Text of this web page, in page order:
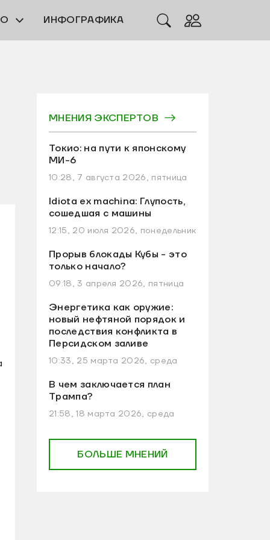
ИНФОГРАФИКА
МНЕНИЯ ЭКСПЕРТОВ
Токио: на пути к японскому
МИ-6
10:28, 7 августа 2026, пятница
Idiota ex machina: Глупость,
сошедшая с машины
12:15, 20 июля 2026, понедельник
Прорыв блокады Кубы - это
только начало?
09:18, 3 апреля 2026, пятница
Энергетика как оружие:
новый нефтяной порядок и
последствия конфликта в
Персидском заливе
10:33, 25 марта 2026, среда
В чем заключается план
Трампа?
21:58, 18 марта 2026, среда
БОЛЬШЕ МНЕНИЙ